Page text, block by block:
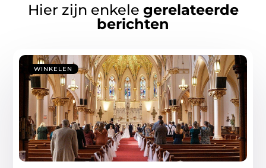
Hier zijn enkele gerelateerde
berichten
WINKELEN